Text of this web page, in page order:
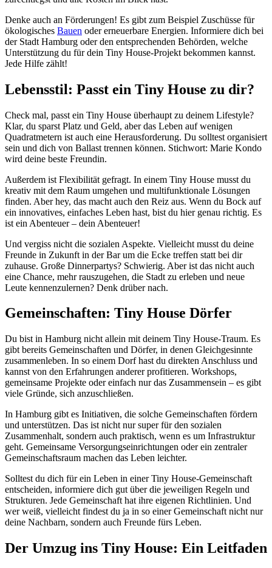
Denke auch an Förderungen! Es gibt zum Beispiel Zuschüsse für
ökologisches Bauen oder erneuerbare Energien. Informiere dich bei
der Stadt Hamburg oder den entsprechenden Behörden, welche
Unterstützung du für dein Tiny House-Projekt bekommen kannst.
Jede Hilfe zählt!
Lebensstil: Passt ein Tiny House zu dir?
Check mal, passt ein Tiny House überhaupt zu deinem Lifestyle?
Klar, du sparst Platz und Geld, aber das Leben auf wenigen
Quadratmetern ist auch eine Herausforderung. Du solltest organisiert
sein und dich von Ballast trennen können. Stichwort: Marie Kondo
wird deine beste Freundin.
Außerdem ist Flexibilität gefragt. In einem Tiny House musst du
kreativ mit dem Raum umgehen und multifunktionale Lösungen
finden. Aber hey, das macht auch den Reiz aus. Wenn du Bock auf
ein innovatives, einfaches Leben hast, bist du hier genau richtig. Es
ist ein Abenteuer – dein Abenteuer!
Und vergiss nicht die sozialen Aspekte. Vielleicht musst du deine
Freunde in Zukunft in der Bar um die Ecke treffen statt bei dir
zuhause. Große Dinnerpartys? Schwierig. Aber ist das nicht auch
eine Chance, mehr rauszugehen, die Stadt zu erleben und neue
Leute kennenzulernen? Denk drüber nach.
Gemeinschaften: Tiny House Dörfer
Du bist in Hamburg nicht allein mit deinem Tiny House-Traum. Es
gibt bereits Gemeinschaften und Dörfer, in denen Gleichgesinnte
zusammenleben. In so einem Dorf hast du direkten Anschluss und
kannst von den Erfahrungen anderer profitieren. Workshops,
gemeinsame Projekte oder einfach nur das Zusammensein – es gibt
viele Gründe, sich anzuschließen.
In Hamburg gibt es Initiativen, die solche Gemeinschaften fördern
und unterstützen. Das ist nicht nur super für den sozialen
Zusammenhalt, sondern auch praktisch, wenn es um Infrastruktur
geht. Gemeinsame Versorgungseinrichtungen oder ein zentraler
Gemeinschaftsraum machen das Leben leichter.
Solltest du dich für ein Leben in einer Tiny House-Gemeinschaft
entscheiden, informiere dich gut über die jeweiligen Regeln und
Strukturen. Jede Gemeinschaft hat ihre eigenen Richtlinien. Und
wer weiß, vielleicht findest du ja in so einer Gemeinschaft nicht nur
deine Nachbarn, sondern auch Freunde fürs Leben.
Der Umzug ins Tiny House: Ein Leitfaden